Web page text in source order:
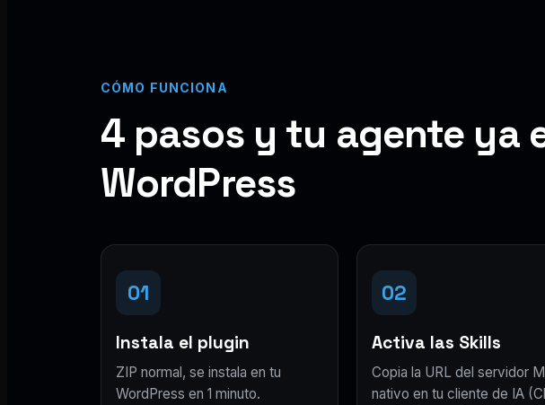
CÓMO FUNCIONA
4 pasos y tu agente ya
WordPress
01
Instala el plugin
ZIP normal, se instala en tu
WordPress en 1 minuto.
02
Activa las Skills
Copia la URL del servidor
nativo en tu cliente de IA